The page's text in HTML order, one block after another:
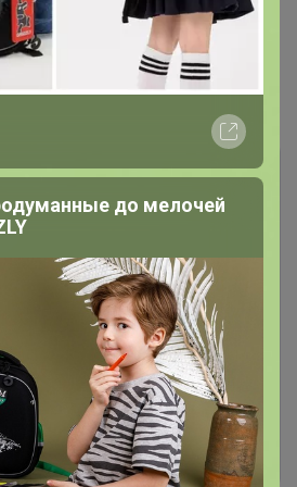
комментарий необходимо
на сайте!
меньше минуты
Зарегистрироваться
до мелочей